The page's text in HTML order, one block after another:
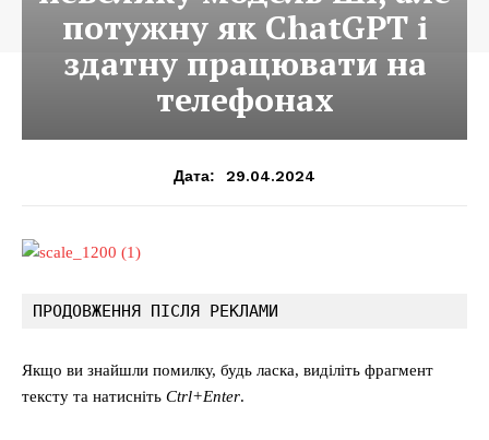
потужну як ChatGPT і
здатну працювати на
телефонах
Дата: 29.04.2024
ПРОДОВЖЕННЯ ПІСЛЯ РЕКЛАМИ
Якщо ви знайшли помилку, будь ласка, виділіть фрагмент
тексту та натисніть Ctrl+Enter.